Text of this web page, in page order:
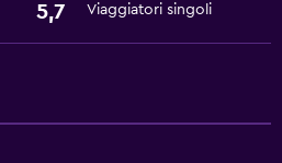
5,7 Viaggiatori singoli